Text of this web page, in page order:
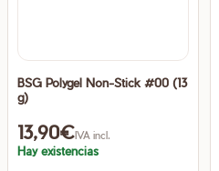
BSG Polygel Non-Stick #00 (13
g)
13,90€IVA incl.
Hay existencias